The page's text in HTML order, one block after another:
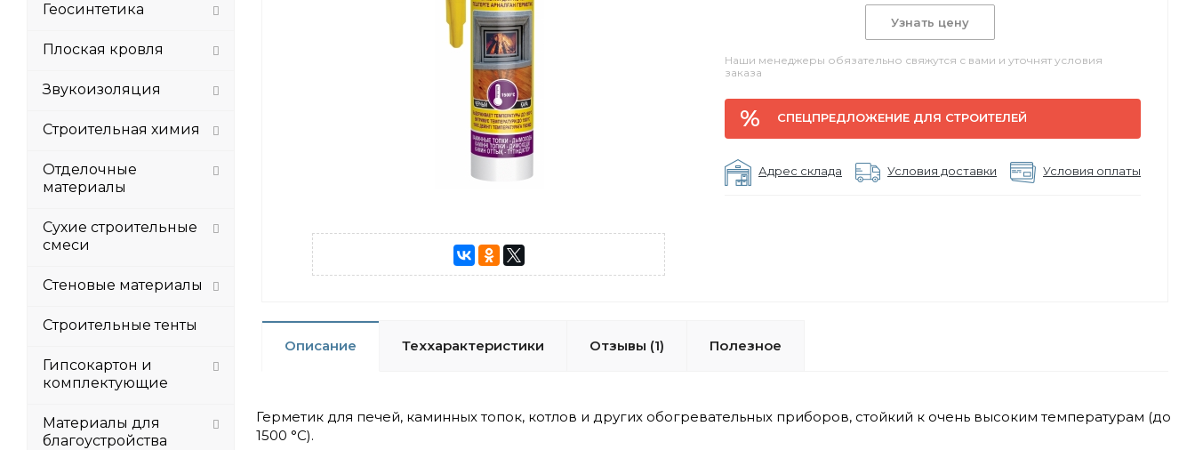
Узнать цену
Наши менеджеры обязательно свяжутся с вами и уточнят условия
заказа
СПЕЦПРЕДЛОЖЕНИЕ ДЛЯ СТРОИТЕЛЕЙ
Адрес склада Условия доставки Условия оплаты
Описание Теххарактеристики Отзывы (1) Полезное
Герметик для печей, каминных топок, котлов и других обогревательных приборов, стойкий к очень высоким температурам (до
1500 °C).
Геосинтетика
Плоская кровля
Звукоизоляция
Строительная химия
Отделочные
материалы
Сухие строительные
смеси
Стеновые материалы
Строительные тенты
Гипсокартон и
комплектующие
Материалы для
благоустройства